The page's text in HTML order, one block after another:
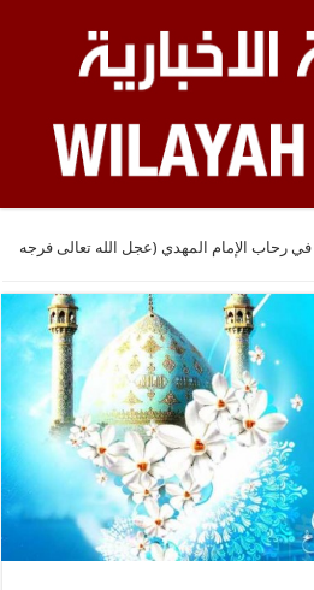
في رحاب الإمام المهدي (عجل الله تعالى فرجه